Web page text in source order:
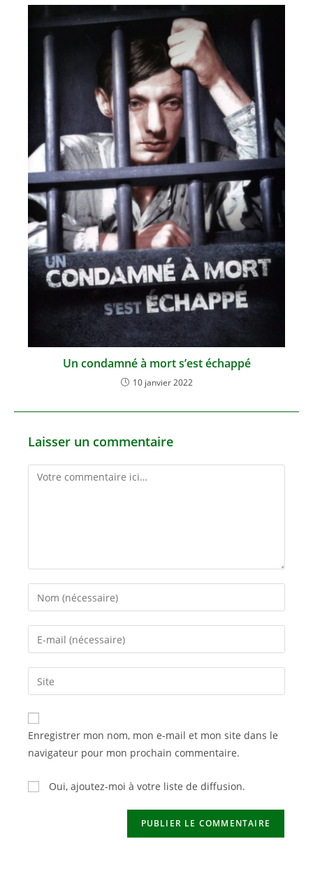
Un condamné à mort s’est échappé
10 janvier 2022
Laisser un commentaire
Comment
Enter
your
name
comment
Enter
your
email
address
comment
Saisir
l’URL
de
votre
(facultatif)
Enregistrer mon nom, mon e-mail et mon site dans le
navigateur pour mon prochain commentaire.
Oui, ajoutez-moi à votre liste de diffusion.